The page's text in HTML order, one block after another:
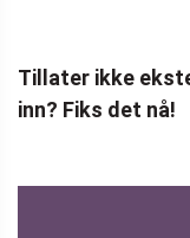
Tillater ikke
inn? Fiks det nå!